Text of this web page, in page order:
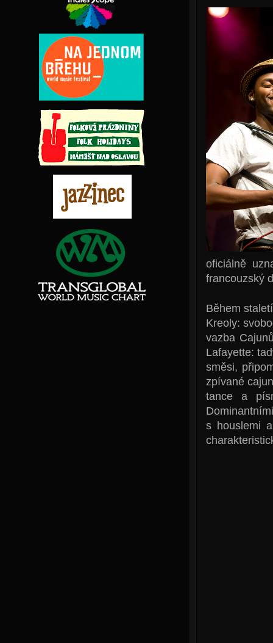
oficiálně
francouzský
Během
Kreoly:
vazba
Lafayette:
směsi,
zpívané
tance a
s houslemi